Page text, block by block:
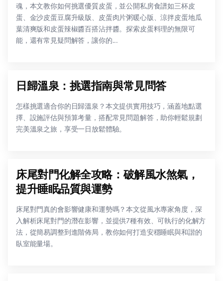
魂，本文教你如何挑選優質皮蛋，並公開私房食譜如三杯皮
蛋、金沙皮蛋豆腐升級版、皮蛋肉片粥暖心版、涼拌皮蛋地瓜
葉清爽版和皮蛋辣椒醬百搭沾拌醬。探索皮蛋料理的無限可
能，還有常見疑問解答，讓你的...
日歸溫泉：挑選指南與常見問答
怎樣挑選適合你的日歸溫泉？本文提供實用技巧，涵蓋地點選
擇、設施評估與預算考量，搭配常見問題解答，助你輕鬆規劃
完美溫泉之旅，享受一日放鬆體驗。
床尾對門化解全攻略：破解風水煞氣，
提升睡眠品質與運勢
床尾對門真的會影響健康和運勢嗎？本文從風水專家角度，深
入解析床尾對門的潛在影響，並提供7種有效、可執行的化解方
法，從簡易調整到進階佈局，教你如何打造安穩睡眠與和諧的
臥室能量場。